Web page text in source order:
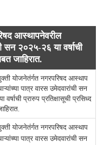
आस्थापनेवरील
सन २०२५-२६ या वर्षाची
जाहिरात.
योजनेतंर्गत नगरपरिषद आस्थाप
पात्र वारस उमेदवारांची सन
प्रारुप प्रतिक्षासूची प्रसिध्द
योजनेतंर्गत नगरपरिषद आस्थाप
पात्र वारस उमेदवारांची सन